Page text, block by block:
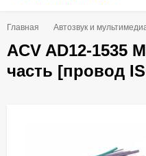
Главная Автозвук и
ACV AD12-1535
часть [провод